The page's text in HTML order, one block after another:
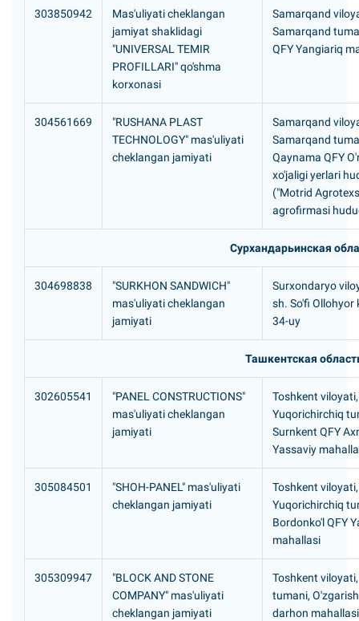
303850942
Mas'uliyati cheklangan
jamiyat shaklidagi
"UNIVERSAL TEMIR
PROFILLARI" qo'shma
korxonasi
Samarqand
Samarqand
QFY Yangiariq
304561669
"RUSHANA PLAST
TECHNOLOGY" mas'uliyati
cheklangan jamiyati
Samarqand
Samarqand
Qaynama QFY
xo'jaligi yerlari
("Motrid
agrofirmasi
Сурхандарьинская
304698838
"SURKHON SANDWICH"
mas'uliyati cheklangan
jamiyati
Surxondaryo
sh. So'fi Ollohyor
34-uy
Ташкентская
302605541
"PANEL CONSTRUCTIONS"
mas'uliyati cheklangan
jamiyati
Toshkent viloyati,
Yuqorichirchiq
Surnkent QFY
Yassaviy
305084501
"SHOH-PANEL" mas'uliyati
cheklangan jamiyati
Toshkent viloyati,
Yuqorichirchiq
Bordonko'l QFY
mahallasi
305309947
"BLOCK AND STONE
COMPANY" mas'uliyati
cheklangan jamiyati
Toshkent
tumani,
darhon mahallasi